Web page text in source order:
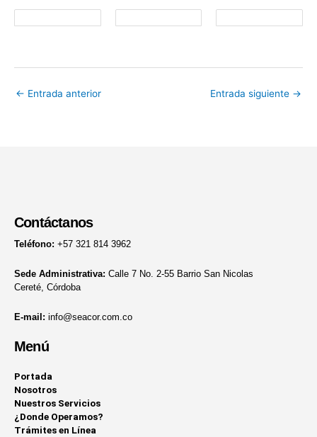
← Entrada anterior Entrada siguiente →
Contáctanos
Teléfono: +57 321 814 3962
Sede Administrativa: Calle 7 No. 2-55 Barrio San Nicolas
Cereté, Córdoba
E-mail: info@seacor.com.co
Menú
Portada
Nosotros
Nuestros Servicios
¿Donde Operamos?
Trámites en Línea